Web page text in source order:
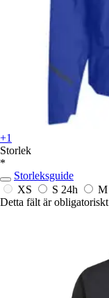
+1
Storlek
*
Storleksguide
XS
S 24h M
Detta fält är obligatoriskt